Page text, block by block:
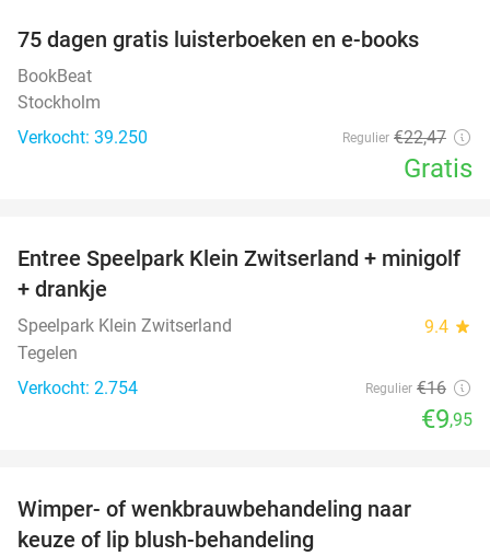
75 dagen gratis luisterboeken en e-books
BookBeat
Stockholm
Verkocht: 39.250
Regulier €22,47
Gratis
38%
Entree Speelpark Klein Zwitserland + minigolf
+ drankje
Speelpark Klein Zwitserland 9.4 star
Tegelen
Verkocht: 2.754
Regulier €16
€9,95
Wimper- of wenkbrauwbehandeling naar
keuze of lip blush-behandeling